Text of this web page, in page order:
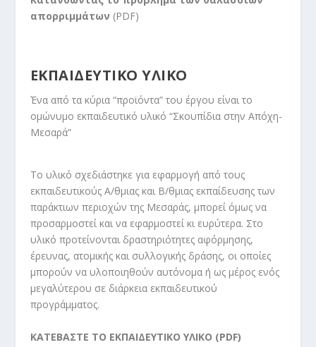
απορριμμάτων (PDF)
ΕΚΠΑΙΔΕΥΤΙΚΟ ΥΛΙΚΟ
Ένα από τα κύρια “προϊόντα” του έργου είναι το
ομώνυμο εκπαιδευτικό υλικό “Σκουπίδια στην Απόχη-
Μεσαρά”
Το υλικό σχεδιάστηκε για εφαρμογή από τους
εκπαιδευτικούς Α/θμιας και Β/θμιας εκπαίδευσης των
παράκτιων περιοχών της Μεσαράς, μπορεί όμως να
προσαρμοστεί και να εφαρμοστεί κι ευρύτερα. Στο
υλικό προτείνονται δραστηριότητες αφόρμησης,
έρευνας, ατομικής και συλλογικής δράσης, οι οποίες
μπορούν να υλοποιηθούν αυτόνομα ή ως μέρος ενός
μεγαλύτερου σε διάρκεια εκπαιδευτικού
προγράμματος.
ΚΑΤΕΒΑΣΤΕ ΤΟ ΕΚΠΑΙΔΕΥΤΙΚΟ ΥΛΙΚΟ (PDF)